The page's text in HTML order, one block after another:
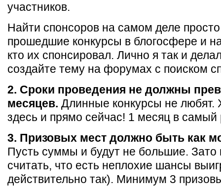
участников.
Найти спонсоров на самом деле
прошедшие конкурсы в блогосфере и
кто их спонсировал. Лично я так и
создайте тему на форумах с поиском
2. Сроки проведения не должны
месяцев. Длинные конкурсы не любят.
здесь и прямо сейчас! 1 месяц в самый
3. Призовых мест должно быть как
Пусть суммы и будут не большие. Зато
считать, что есть неплохие шансы
действительно так). Минимум 3